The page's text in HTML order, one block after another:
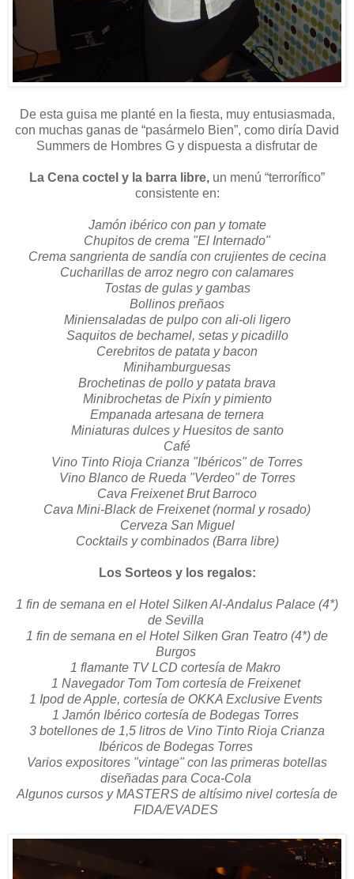
De esta guisa me planté en la fiesta, muy entusiasmada,
con muchas ganas de “pasármelo Bien”, como diría David
Summers de Hombres G y dispuesta a disfrutar de
La Cena coctel y la barra libre, un menú “terrorífico”
consistente en:
Jamón ibérico con pan y tomate
Chupitos de crema "El Internado"
Crema sangrienta de sandía con crujientes de cecina
Cucharillas de arroz negro con calamares
Tostas de gulas y gambas
Bollinos preñaos
Miniensaladas de pulpo con ali-oli ligero
Saquitos de bechamel, setas y picadillo
Cerebritos de patata y bacon
Minihamburguesas
Brochetinas de pollo y patata brava
Minibrochetas de Pixín y pimiento
Empanada artesana de ternera
Miniaturas dulces y Huesitos de santo
Café
Vino Tinto Rioja Crianza "Ibéricos" de Torres
Vino Blanco de Rueda "Verdeo" de Torres
Cava Freixenet Brut Barroco
Cava Mini-Black de Freixenet (normal y rosado)
Cerveza San Miguel
Cocktails y combinados (Barra libre)
Los Sorteos y los regalos:
1 fin de semana en el Hotel Silken Al-Andalus Palace (4*)
de Sevilla
1 fin de semana en el Hotel Silken Gran Teatro (4*) de
Burgos
1 flamante TV LCD cortesía de Makro
1 Navegador Tom Tom cortesía de Freixenet
1 Ipod de Apple, cortesía de OKKA Exclusive Events
1 Jamón Ibérico cortesía de Bodegas Torres
3 botellones de 1,5 litros de Vino Tinto Rioja Crianza
Ibéricos de Bodegas Torres
Varios expositores "vintage" con las primeras botellas
diseñadas para Coca-Cola
Algunos cursos y MASTERS de altísimo nivel cortesía de
FIDA/EVADES